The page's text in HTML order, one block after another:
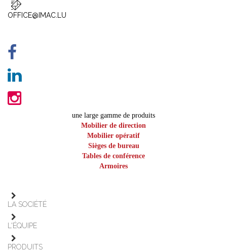
OFFICE@IMAC.LU
une large gamme de produits
Mobilier de direction
Mobilier opératif
Sièges de bureau
Tables de conférence
Armoires
LA SOCIÉTÉ
L'ÉQUIPE
PRODUITS